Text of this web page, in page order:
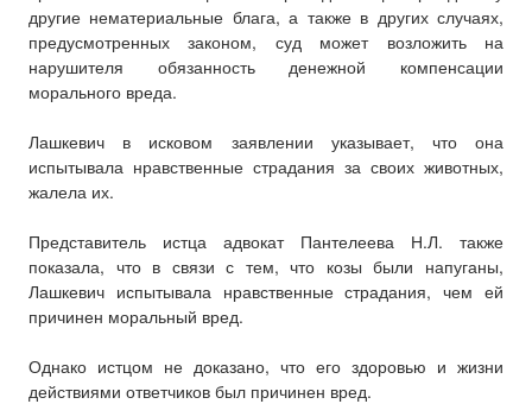
другие нематериальные блага, а также в других случаях,
предусмотренных законом, суд может возложить на
нарушителя обязанность денежной компенсации
морального вреда.
Лашкевич в исковом заявлении указывает, что она
испытывала нравственные страдания за своих животных,
жалела их.
Представитель истца адвокат Пантелеева Н.Л. также
показала, что в связи с тем, что козы были напуганы,
Лашкевич испытывала нравственные страдания, чем ей
причинен моральный вред.
Однако истцом не доказано, что его здоровью и жизни
действиями ответчиков был причинен вред.